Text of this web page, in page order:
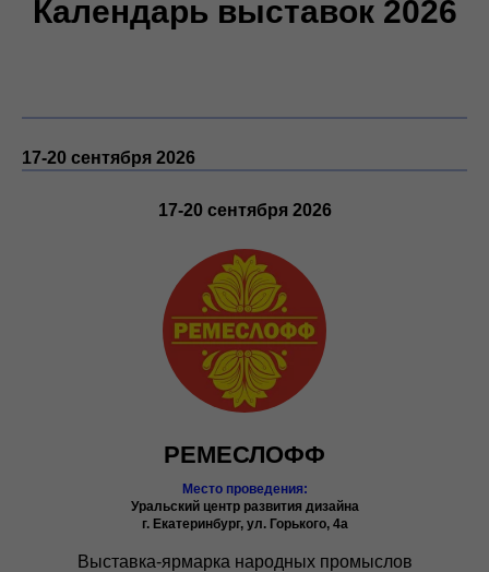
Календарь выставок 2026
17-20 сентября 2026
17-20 сентября 2026
РЕМЕСЛОФФ
Место проведения:
Уральский центр развития дизайна
г. Екатеринбург, ул. Горького, 4а
Выставка-ярмарка народных промыслов